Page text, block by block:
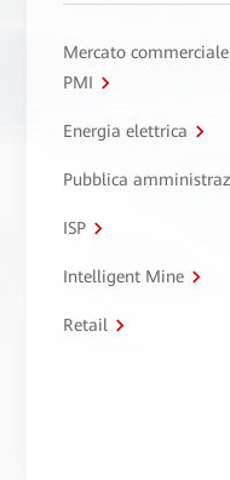
Mercato
PMI
Energia elettrica
Pubblica
ISP
Intelligent Mine
Retail